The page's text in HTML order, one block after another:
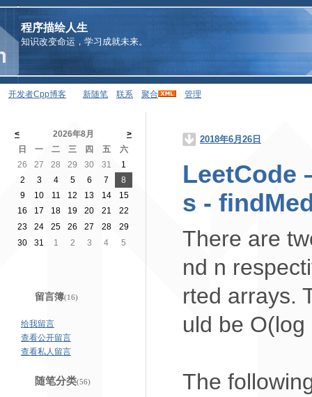
程序描绘人生
知识改变命运，学习成就未来。
开发者Cpp博客 新随笔 联系 聚合 管理
< 2026年8月
>
日
一 二 三 四 五
六
26
27 28 29 30 31
1
2
3 4 5 6 7
8
9
10 11 12 13 14
15
16
17 18 19 20 21
22
23
24 25 26 27 28
29
30
31 1 2 3 4 5
留言簿(16)
给我留言
查看公开留言
查看私人留言
随笔分类(56)
2018年6月26日
LeetCode
s -
There are
nd n
rted arrays.
uld be
The